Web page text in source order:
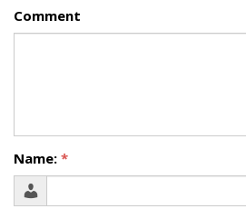
Comment
Name: *